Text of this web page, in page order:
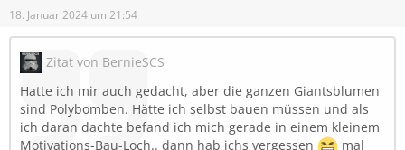
18. Januar 2024 um 21:54
Zitat von BernieSCS
Hatte ich mir auch gedacht, aber die ganzen Giantsblumen
sind Polybomben. Hätte ich selbst bauen müssen und als
ich daran dachte befand ich mich gerade in einem kleinem
Motivations-Bau-Loch.. dann hab ichs vergessen
mal